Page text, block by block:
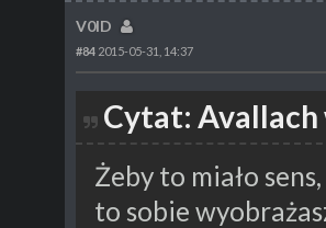
V0ID
#84 2015-05-31, 14:37
Cytat: Avallach
Żeby to miało
to sobie